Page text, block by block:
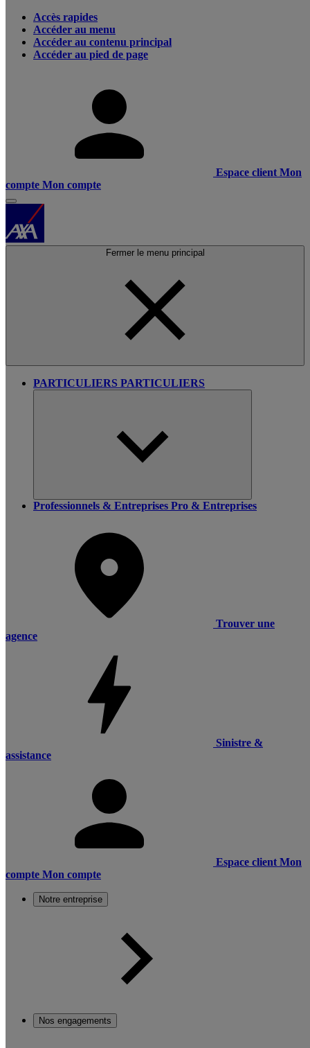
Accès rapides
Accéder au menu
Accéder au contenu principal
Accéder au pied de page
Espace client Mon
compte Mon compte
Fermer le menu principal
PARTICULIERS PARTICULIERS
Professionnels & Entreprises Pro & Entreprises
Trouver une
agence
Sinistre &
assistance
Espace client Mon
compte Mon compte
Notre entreprise
Nos engagements